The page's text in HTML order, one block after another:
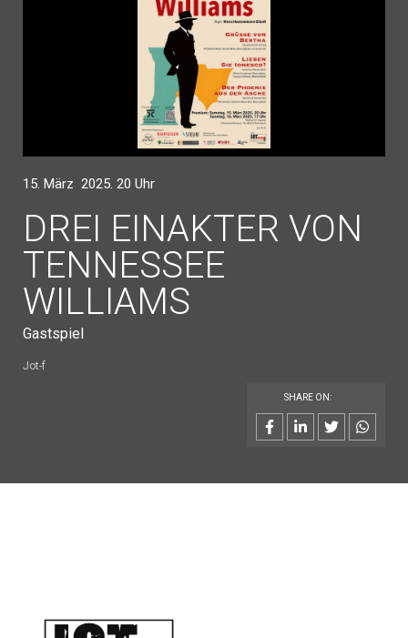
15. März 2025. 20 Uhr
DREI EINAKTER VON
TENNESSEE
WILLIAMS
Gastspiel
Jot-f
SHARE ON: